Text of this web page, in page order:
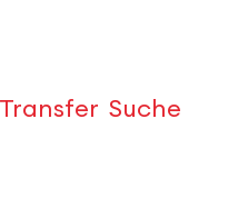
Transfer Suche